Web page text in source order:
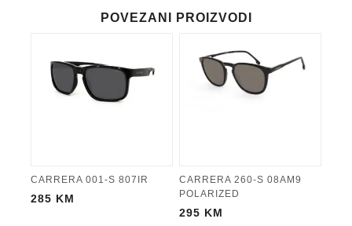
POVEZANI PROIZVODI
CARRERA 001-S 807IR
285 KM
CARRERA 260-S 08AM9
POLARIZED
295 KM